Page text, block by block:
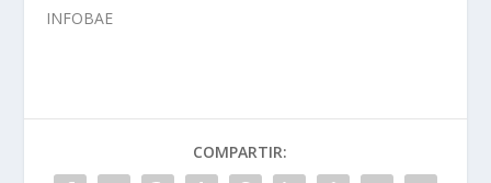
INFOBAE
COMPARTIR: